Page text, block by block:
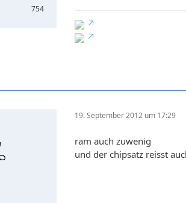
754
19. September 2012 um 17:29
ram auch zuwenig
und der chipsatz reisst